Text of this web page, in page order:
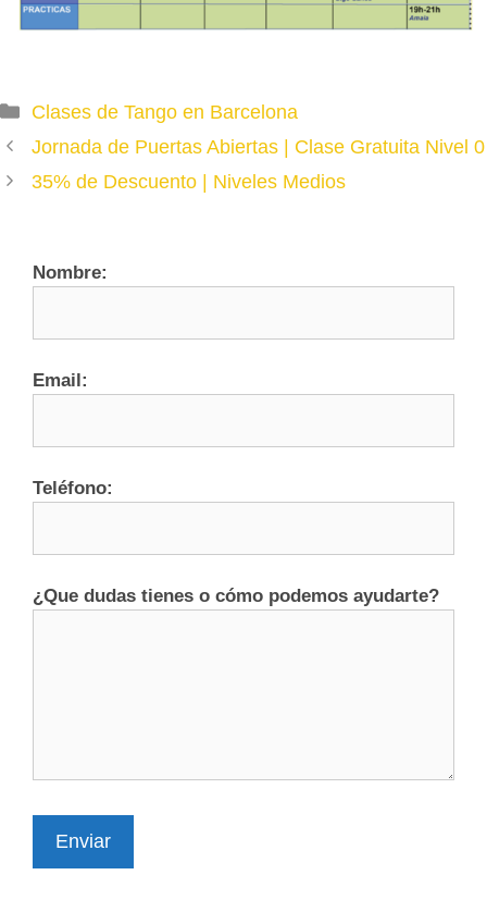
Categories
Clases de Tango en Barcelona
Jornada de Puertas Abiertas | Clase Gratuita Nivel 0
35% de Descuento | Niveles Medios
Nombre:
Email:
Teléfono:
¿Que dudas tienes o cómo podemos ayudarte?
Enviar